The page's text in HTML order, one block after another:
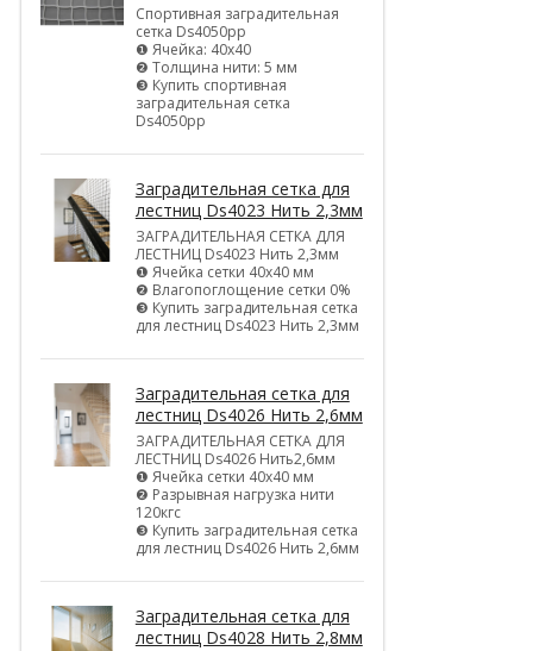
Спортивная заградительная
сетка Ds4050pp
❶ Ячейка: 40х40
❷ Толщина нити: 5 мм
❸ Купить спортивная
заградительная сетка
Ds4050pp
Заградительная сетка для
лестниц Ds4023 Нить 2,3мм
ЗАГРАДИТЕЛЬНАЯ СЕТКА ДЛЯ
ЛЕСТНИЦ Ds4023 Нить 2,3мм
❶ Ячейка сетки 40х40 мм
❷ Влагопоглощение сетки 0%
❸ Купить заградительная сетка
для лестниц Ds4023 Нить 2,3мм
Заградительная сетка для
лестниц Ds4026 Нить 2,6мм
ЗАГРАДИТЕЛЬНАЯ СЕТКА ДЛЯ
ЛЕСТНИЦ Ds4026 Нить2,6мм
❶ Ячейка сетки 40х40 мм
❷ Разрывная нагрузка нити
120кгс
❸ Купить заградительная сетка
для лестниц Ds4026 Нить 2,6мм
Заградительная сетка для
лестниц Ds4028 Нить 2,8мм